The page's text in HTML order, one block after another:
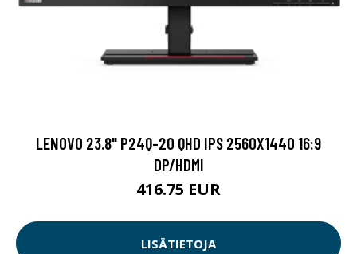
LENOVO 23.8" P24Q-20 QHD IPS 2560X1440 16:9
DP/HDMI
416.75 EUR
LISÄTIETOJA